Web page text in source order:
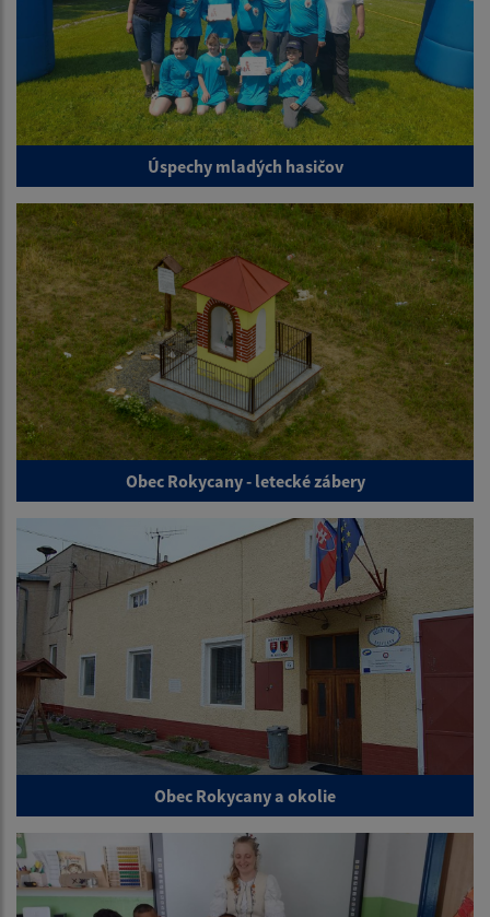
Úspechy mladých hasičov
Obec Rokycany - letecké zábery
Obec Rokycany a okolie